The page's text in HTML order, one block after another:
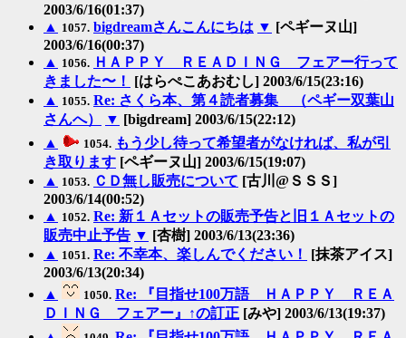
2003/6/16(01:37)
▲ 1057. bigdreamさんこんにちは ▼ [ペギーヌ山]
2003/6/16(00:37)
▲ 1056. ＨＡＰＰＹ ＲＥＡＤＩＮＧ フェアー行って
きました〜！
[はらぺこあおむし] 2003/6/15(23:16)
▲ 1055. Re: さくら本、第４読者募集 （ペギー双葉山
さんへ）
▼ [bigdream] 2003/6/15(22:12)
▲
1054. もう少し待って希望者がなければ、私が引
き取ります [ペギーヌ山] 2003/6/15(19:07)
▲ 1053. ＣＤ無し販売について [古川@ＳＳＳ]
2003/6/14(00:52)
▲ 1052. Re: 新１Ａセットの販売予告と旧１Ａセットの
販売中止予告 ▼ [杏樹] 2003/6/13(23:36)
▲ 1051. Re: 不幸本、楽しんでください！
[抹茶アイス]
2003/6/13(20:34)
▲
1050. Re: 『目指せ100万語 ＨＡＰＰＹ ＲＥＡ
ＤＩＮＧ フェアー』↑の訂正 [みや] 2003/6/13(19:37)